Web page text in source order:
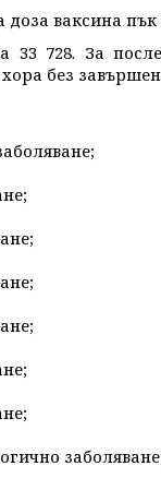
ваксина пък
33 728. За
без